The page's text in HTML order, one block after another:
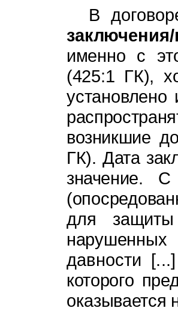
В
именно с
(425:1 ГК),
возникшие
ГК). Дата
значение.
для
давности
которого
оказывается